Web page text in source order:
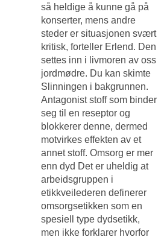
så heldige å kunne gå på
konserter, mens andre
steder er situasjonen svært
kritisk, forteller Erlend. Den
settes inn i livmoren av oss
jordmødre. Du kan skimte
Slinningen i bakgrunnen.
Antagonist stoff som binder
seg til en reseptor og
blokkerer denne, dermed
motvirkes effekten av et
annet stoff. Omsorg er mer
enn dyd Det er uheldig at
arbeidsgruppen i
etikkveilederen definerer
omsorgsetikken som en
spesiell type dydsetikk,
men ikke forklarer hvorfor